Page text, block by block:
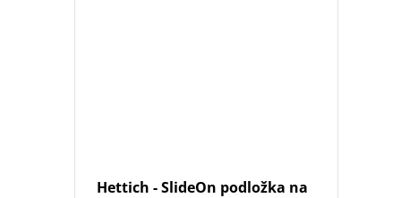
Hettich - SlideOn podložka na